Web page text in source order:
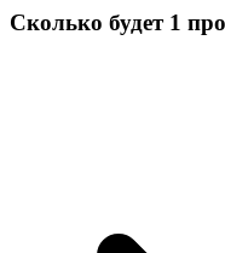
Сколько будет 1